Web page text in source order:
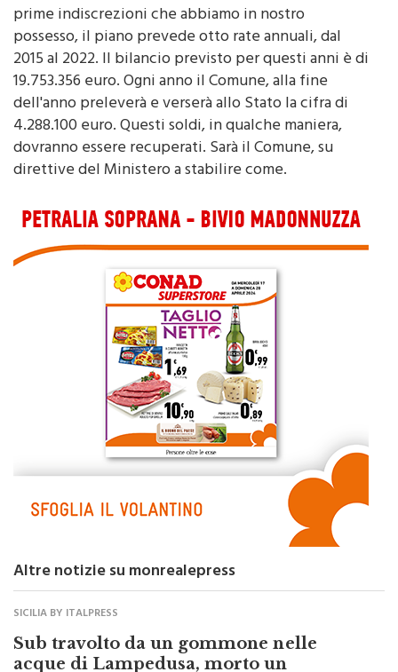
possesso, il piano prevede otto rate annuali, dal
2015 al 2022. Il bilancio previsto per questi anni è di
19.753.356 euro. Ogni anno il Comune, alla fine
dell'anno preleverà e verserà allo Stato la cifra di
4.288.100 euro. Questi soldi, in qualche maniera,
dovranno essere recuperati. Sarà il Comune, su
direttive del Ministero a stabilire come.
SICILIA BY ITALPRESS
Sub travolto da un gommone nelle
acque di Lampedusa, morto un
29enne regista nisseno